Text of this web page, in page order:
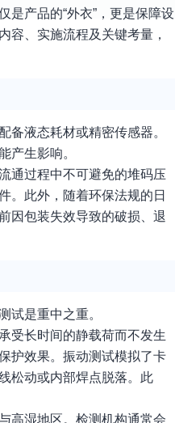
是产品的“外衣”，更是保障设
容、实施流程及关键考量，
备液态耗材或精密传感器。
产生影响。
通过程中不可避免的堆码压
。此外，随着环保法规的日
因包装失效导致的破损、退
试是重中之重。
受长时间的静载荷而不发生
护效果。振动测试模拟了卡
松动或内部焊点脱落。此
高湿地区。检测机构通常会